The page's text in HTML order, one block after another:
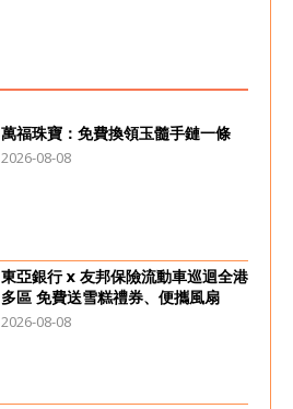
萬福珠寶：免費換領玉髓手鏈一條
2026-08-08
東亞銀行 x 友邦保險流動車巡迴全港
多區 免費送雪糕禮券、便攜風扇
2026-08-08